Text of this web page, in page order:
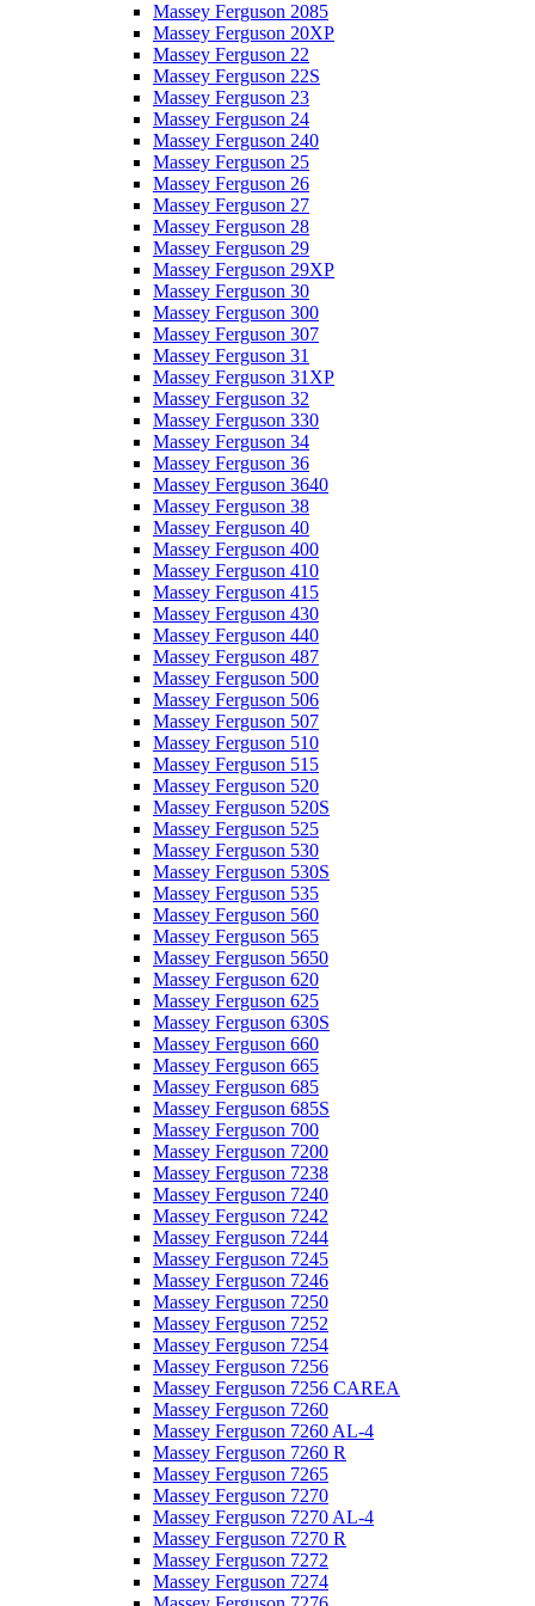
Massey Ferguson 2085
Massey Ferguson 20XP
Massey Ferguson 22
Massey Ferguson 22S
Massey Ferguson 23
Massey Ferguson 24
Massey Ferguson 240
Massey Ferguson 25
Massey Ferguson 26
Massey Ferguson 27
Massey Ferguson 28
Massey Ferguson 29
Massey Ferguson 29XP
Massey Ferguson 30
Massey Ferguson 300
Massey Ferguson 307
Massey Ferguson 31
Massey Ferguson 31XP
Massey Ferguson 32
Massey Ferguson 330
Massey Ferguson 34
Massey Ferguson 36
Massey Ferguson 3640
Massey Ferguson 38
Massey Ferguson 40
Massey Ferguson 400
Massey Ferguson 410
Massey Ferguson 415
Massey Ferguson 430
Massey Ferguson 440
Massey Ferguson 487
Massey Ferguson 500
Massey Ferguson 506
Massey Ferguson 507
Massey Ferguson 510
Massey Ferguson 515
Massey Ferguson 520
Massey Ferguson 520S
Massey Ferguson 525
Massey Ferguson 530
Massey Ferguson 530S
Massey Ferguson 535
Massey Ferguson 560
Massey Ferguson 565
Massey Ferguson 5650
Massey Ferguson 620
Massey Ferguson 625
Massey Ferguson 630S
Massey Ferguson 660
Massey Ferguson 665
Massey Ferguson 685
Massey Ferguson 685S
Massey Ferguson 700
Massey Ferguson 7200
Massey Ferguson 7238
Massey Ferguson 7240
Massey Ferguson 7242
Massey Ferguson 7244
Massey Ferguson 7245
Massey Ferguson 7246
Massey Ferguson 7250
Massey Ferguson 7252
Massey Ferguson 7254
Massey Ferguson 7256
Massey Ferguson 7256 CAREA
Massey Ferguson 7260
Massey Ferguson 7260 AL-4
Massey Ferguson 7260 R
Massey Ferguson 7265
Massey Ferguson 7270
Massey Ferguson 7270 AL-4
Massey Ferguson 7270 R
Massey Ferguson 7272
Massey Ferguson 7274